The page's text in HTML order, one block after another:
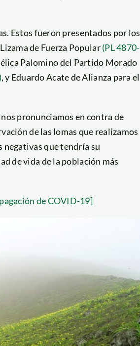
Estos fueron presentados por los
de Fuerza Popular(PL 4870-
Palomino del Partido Morado
, y Eduardo Acate de Alianza para el
pronunciamos en contra de
de las lomas que realizamos
negativas que tendría su
de vida de la población más
de COVID-19]